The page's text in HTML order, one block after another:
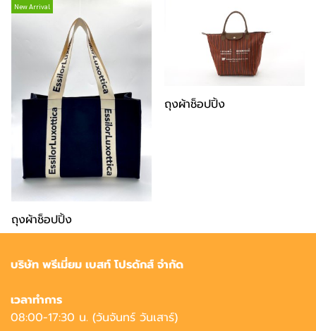
New Arrival
ถุงผ้าช็อปปิ้ง
ถุงผ้าช็อปปิ้ง
บริษัท พรีเมี่ยม เบสท์ โปรดักส์ จำกัด
เวลาทำการ
08:00-17:30 น. (วันจันทร์ วันเสาร์)